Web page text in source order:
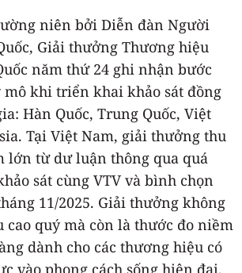
niên bởi Diễn đàn Người
Giải thưởng Thương hiệu
năm thứ 24 ghi nhận bước
khi triển khai khảo sát đồng
Hàn Quốc, Trung Quốc, Việt
Tại Việt Nam, giải thưởng thu
lớn từ dư luận thông qua quá
sát cùng VTV và bình chọn
11/2025. Giải thưởng không
cao quý mà còn là thước đo niềm
dành cho các thương hiệu có
vào phong cách sống hiện đại.